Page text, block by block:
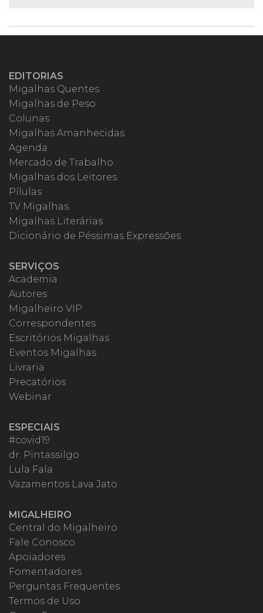
EDITORIAS
Migalhas Quentes
Migalhas de Peso
Colunas
Migalhas Amanhecidas
Agenda
Mercado de Trabalho
Migalhas dos Leitores
Pílulas
TV Migalhas
Migalhas Literárias
Dicionário de Péssimas Expressões
SERVIÇOS
Academia
Autores
Migalheiro VIP
Correspondentes
Escritórios Migalhas
Eventos Migalhas
Livraria
Precatórios
Webinar
ESPECIAIS
#covid19
dr. Pintassilgo
Lula Fala
Vazamentos Lava Jato
MIGALHEIRO
Central do Migalheiro
Fale Conosco
Apoiadores
Fomentadores
Perguntas Frequentes
Termos de Uso